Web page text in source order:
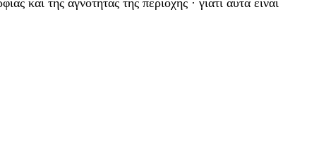
και της αγνότητας της περιοχής · γιατί αυτά είναι